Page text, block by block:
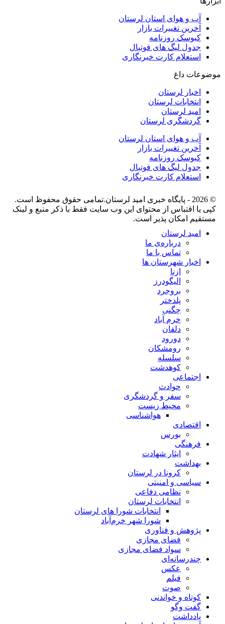
آب و هوای استان لرستان
آخرین تغییرات بازار
کیوسک روزنامه
جدول لیگ های فوتبال
استعلام کارت خبرنگاری
موضوعات داغ
اخبار لرستان
انتخابات لرستان
امید لرستان
گردشگری لرستان
آب و هوای استان لرستان
آخرین تغییرات بازار
کیوسک روزنامه
جدول لیگ های فوتبال
استعلام کارت خبرنگاری
© 2026 - پایگاه خبری اميد لرستان.تمامی حقوق محفوظ است.
کپی یا اقتباس از محتوای این وب سایت فقط با ذکر منبع و لینک
مستقیم امکان پذیر است.
امید لرستان
درباره‌ی ما
تماس با ما
اخبار شهرستان ها
ازنا
الیگودرز
بروجرد
پلدختر
چگنی
خرم آباد
دلفان
دورود
رومشکان
سلسله
کوهدشت
اجتماعی
حوادث
سفر و گردشگری
محیط زیست
هواشناسی
اقتصادی
بورس
فرهنگی
ایثار شهادت
بهداشت
کرونا در لرستان
سیاسی و امنیتی
نظامی دفاعی
انتخابات لرستان
انتخابات شورا های لرستان
شورا شهر خرم‌آباد
پژوهش و فناوری
فضای مجازی
سواد فضای مجازی
چندرسانه‌ای
عكس
فیلم
صوت
کوتاه و خواندنی
گفت وگو
یادداشت